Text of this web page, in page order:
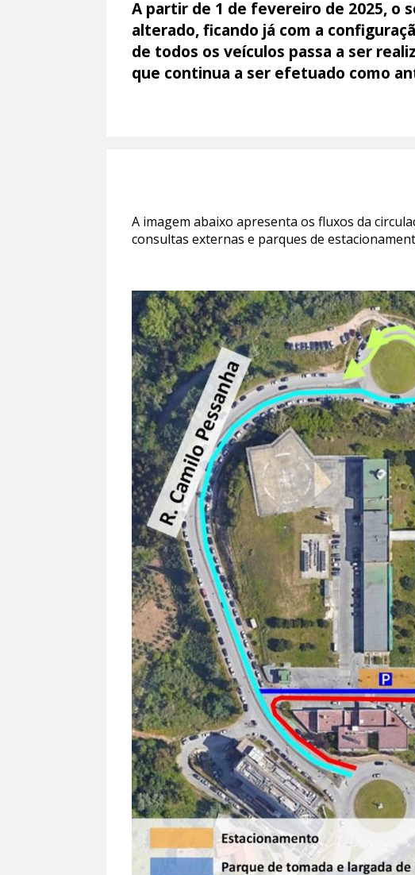
A partir de 1 de fevereiro de 2025, o
alterado, ficando já com a
de todos os veículos passa a ser
que continua a ser efetuado como
A imagem abaixo apresenta os fluxos da
consultas externas e parques de